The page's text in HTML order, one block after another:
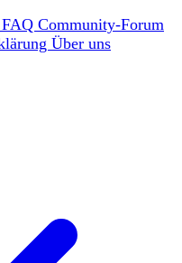
FAQ Community-Forum
Über uns